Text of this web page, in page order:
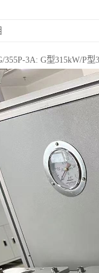
355P-3A: G型315kW/P型